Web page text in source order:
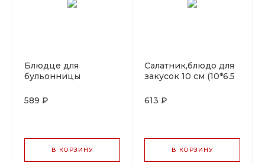
Блюдце для
бульонницы
cм,фарфор,серия
589 ₽
В КОРЗИНУ
Салатник,блюдо для
закусок 10 cм (10*6.5
"Oliva", By Bone
613 ₽
В КОРЗИНУ